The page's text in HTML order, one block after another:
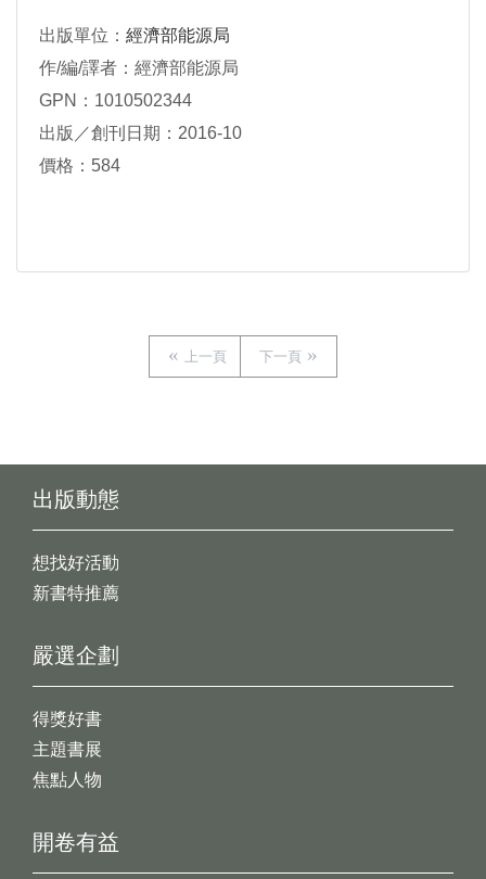
出版單位： 經濟部能源局
作/編/譯者：經濟部能源局
GPN：1010502344
出版／創刊日期：2016-10
價格：584
上一頁 下一頁
出版動態
想找好活動
新書特推薦
開卷有益
嚴選企劃
得獎好書
主題書展
焦點人物